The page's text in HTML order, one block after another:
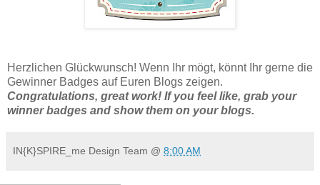
Herzlichen Glückwunsch! Wenn Ihr mögt, könnt Ihr gerne die
Gewinner Badges auf Euren Blogs zeigen.
Congratulations, great work! If you feel like, grab your
winner badges and show them on your blogs.
IN{K}SPIRE_me Design Team @ 8:00 AM